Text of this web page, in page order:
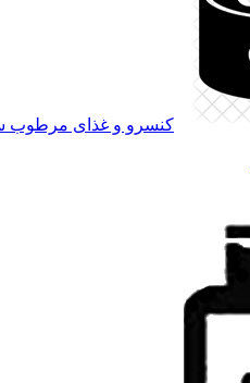
کنسرو و غذای